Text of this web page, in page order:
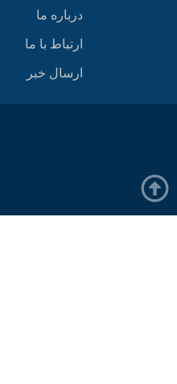
درباره ما
ارتباط با ما
ارسال خبر